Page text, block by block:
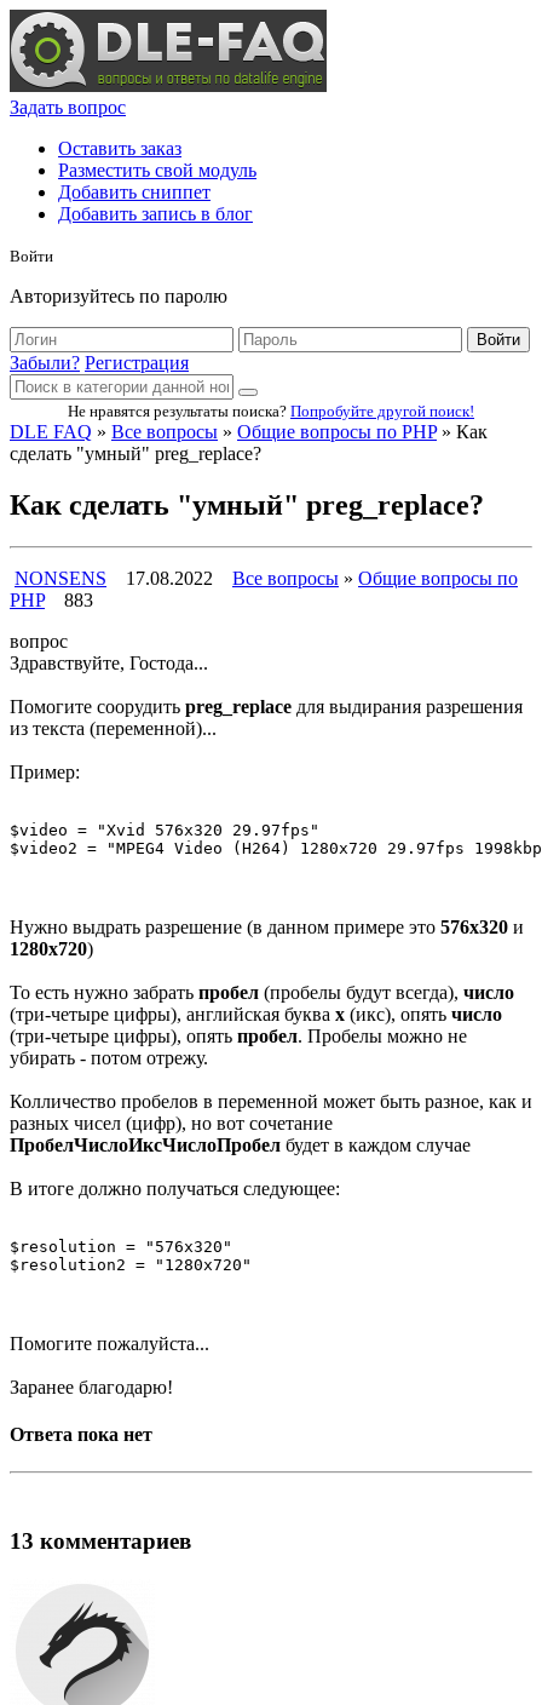
Задать вопрос
Оставить заказ
Разместить свой модуль
Добавить сниппет
Добавить запись в блог
Войти
Авторизуйтесь по паролю
Войти
Забыли? Регистрация
Не нравятся результаты поиска? Попробуйте другой поиск!
DLE FAQ » Все вопросы » Общие вопросы по PHP» Как
сделать "умный" preg_replace?
Как сделать "умный" preg_replace?
NONSENS 17.08.2022 Все вопросы » Общие вопросы по
PHP
883
вопрос
Здравствуйте, Гостода...
Помогите соорудить preg_replace для выдирания разрешения
из текста (переменной)...
Пример:
$video = "Xvid 576x320 29.97fps"
$video2 = "MPEG4 Video (H264) 1280x720 29.97fps
Нужно выдрать разрешение (в данном примере это 576x320 и
1280x720)
То есть нужно забрать пробел (пробелы будут всегда), число
(три-четыре цифры), английская буква x (икс), опять число
(три-четыре цифры), опять пробел. Пробелы можно не
убирать - потом отрежу.
Колличество пробелов в переменной может быть разное, как и
разных чисел (цифр), но вот сочетание
ПробелЧислоИксЧислоПробел будет в каждом случае
В итоге должно получаться следующее:
$resolution = "576x320"
$resolution2 = "1280x720"
Помогите пожалуйста...
Заранее благодарю!
Ответа пока нет
13 комментариев